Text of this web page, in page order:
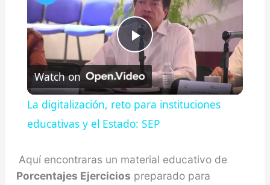
Play
Video
Watch on
La digitalización, reto para instituciones
educativas y el Estado: SEP
Aquí encontraras un material educativo de
Porcentajes Ejercicios preparado para